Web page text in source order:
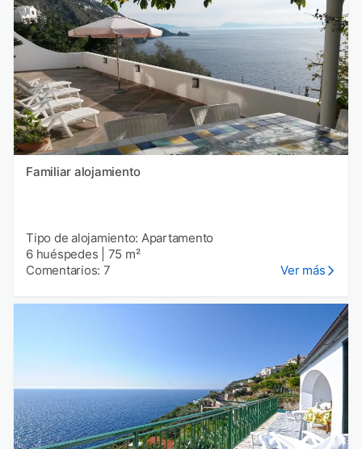
Familiar alojamiento
Tipo de alojamiento: Apartamento
6 huéspedes
75 m²
Comentarios: 7
Ver más